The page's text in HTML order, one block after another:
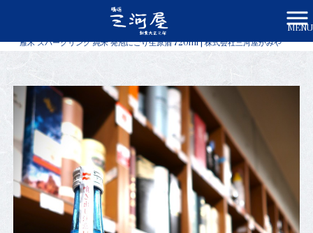
MENU
商品一覧
雁木 スパークリング 純米 発泡にごり生原酒 720ml | 株式会社三河屋かみや